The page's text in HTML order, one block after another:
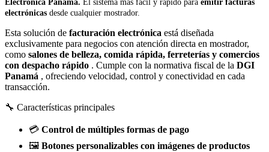
Electrónica Panamá. El sistema más fácil y rápido para emitir facturas
electrónicas desde cualquier mostrador.
Esta solución de facturación electrónica está diseñada
exclusivamente para negocios con atención directa en mostrador,
como salones de belleza, comida rápida, ferreterías y comercios
con despacho rápido . Cumple con la normativa fiscal de la DGI
Panamá , ofreciendo velocidad, control y conectividad en cada
transacción.
🔧 Características principales
💳 Control de múltiples formas de pago
🖼️ Botones personalizables con imágenes de productos